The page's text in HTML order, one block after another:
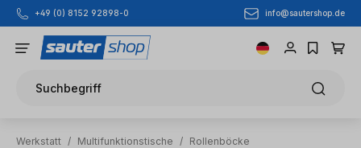
Zum Hauptinhalt springen
+49 (0) 8152 92898-0 info@sautershop.de
Suchbegriff
Werkstatt / Multifunktionstische / Rollenböcke